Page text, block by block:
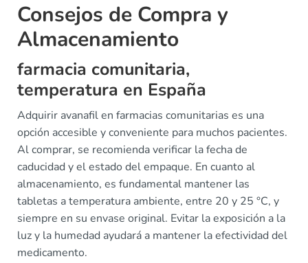
Consejos de Compra y
Almacenamiento
farmacia comunitaria,
temperatura en España
Adquirir avanafil en farmacias comunitarias es una
opción accesible y conveniente para muchos pacientes.
Al comprar, se recomienda verificar la fecha de
caducidad y el estado del empaque. En cuanto al
almacenamiento, es fundamental mantener las
tabletas a temperatura ambiente, entre 20 y 25 °C, y
siempre en su envase original. Evitar la exposición a la
luz y la humedad ayudará a mantener la efectividad del
medicamento.